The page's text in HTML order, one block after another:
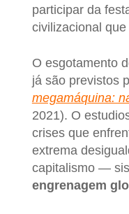
participar da
civilizacional
O esgotamento
já são previstos
megamáquina:
2021). O
crises que
extrema
capitalismo —
engrenagem